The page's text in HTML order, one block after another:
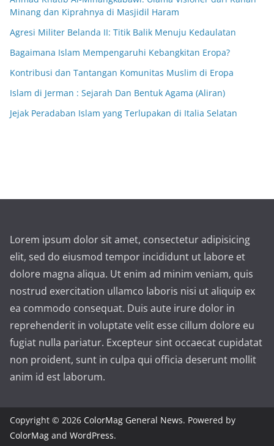
Minang dan Kiprahnya di Masjidil Haram
Agresi Militer Belanda II: Titik Balik Menuju Kedaulatan
Bagaimana Islam Mempengaruhi Kebangkitan Eropa?
Kontribusi dan Tantangan Komunitas Muslim di Eropa
Islam di Jerman : Sejarah Dan Bentuk Agama (Aliran)
Jejak Peradaban Islam yang Terlupakan di Italia Selatan
Lorem ipsum dolor sit amet, consectetur adipisicing
elit, sed do eiusmod tempor incididunt ut labore et
dolore magna aliqua. Ut enim ad minim veniam, quis
nostrud exercitation ullamco laboris nisi ut aliquip ex
ea commodo consequat. Duis aute irure dolor in
reprehenderit in voluptate velit esse cillum dolore eu
fugiat nulla pariatur. Excepteur sint occaecat cupidatat
non proident, sunt in culpa qui officia deserunt mollit
anim id est laborum.
Copyright © 2026 ColorMag General News. Powered by
ColorMag and WordPress.